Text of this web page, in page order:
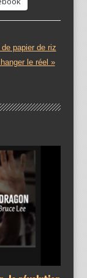
papier de riz
le réel »